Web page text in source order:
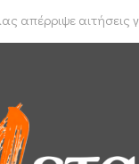
απέρριψε αιτήσεις